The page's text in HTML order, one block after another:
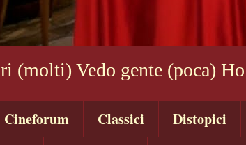
(molti) Vedo gente (poca)
Cineforum Classici Distopici